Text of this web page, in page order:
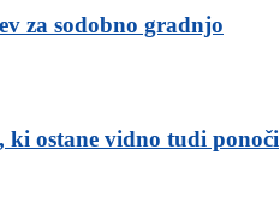
za sodobno gradnjo
ostane vidno tudi ponoči